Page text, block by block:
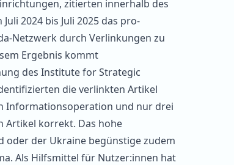
zitierten innerhalb des
2024 bis Juli 2025 das pro-
Netzwerk durch Verlinkungen zu
Ergebnis kommt
des Institute for Strategic
die verlinkten Artikel
Informationsoperation und nur drei
Artikel korrekt. Das hohe
oder der Ukraine begünstige zudem
Als Hilfsmittel für Nutzer:innen hat